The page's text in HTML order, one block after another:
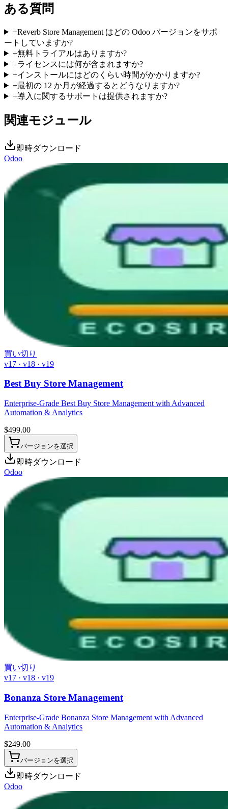
ある質問
+Reverb Store Management はどの Odoo バージョンをサポ
ートしていますか?
+無料トライアルはありますか?
+ライセンスには何が含まれますか?
+インストールにはどのくらい時間がかかりますか?
+最初の 12 か月が経過するとどうなりますか?
+導入に関するサポートは提供されますか?
関連モジュール
即時ダウンロード
Odoo
買い切り
v17 · v18 · v19
Best Buy Store Management
Enterprise-Grade Best Buy Store Management with Advanced
Automation & Analytics
$499.00
バージョンを選択
即時ダウンロード
Odoo
買い切り
v17 · v18 · v19
Bonanza Store Management
Enterprise-Grade Bonanza Store Management with Advanced
Automation & Analytics
$249.00
バージョンを選択
即時ダウンロード
Odoo